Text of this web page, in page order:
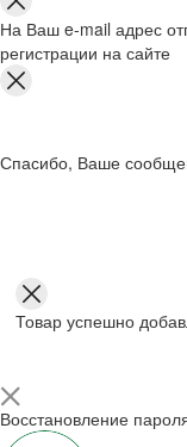
На Ваш e-mail адрес
регистрации на сайте
Спасибо, Ваше
Товар успешно
Восстановление